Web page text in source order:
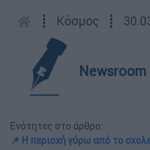
┋ Κόσμος ┋
Newsroom
Ενότητες στο άρθρο:
📌 Η περιοχή γύρω από το